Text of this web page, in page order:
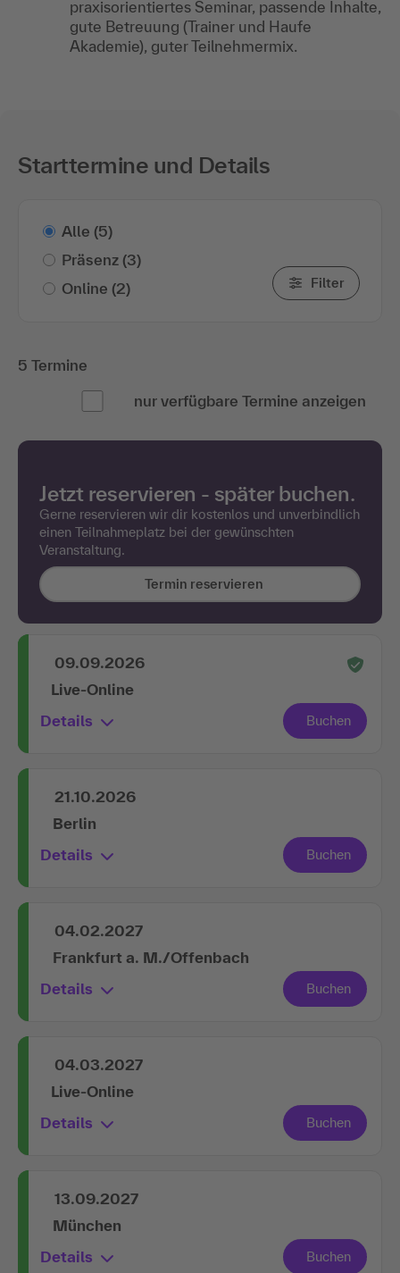
praxisorientiertes Seminar, passende Inhalte,
gute Betreuung (Trainer und Haufe
Akademie), guter Teilnehmermix.
Starttermine und Details
Alle (5)
Präsenz (3)
Online (2) Filter
5 Termine
nur verfügbare Termine anzeigen
Jetzt reservieren - später buchen.
Gerne reservieren wir dir kostenlos und unverbindlich
einen Teilnahmeplatz bei der gewünschten
Veranstaltung.
Termin reservieren
09.09.2026
Live-Online
Details
21.10.2026
Berlin
Details
04.02.2027
Frankfurt a. M./Offenbach
Details
04.03.2027
Live-Online
Details
13.09.2027
München
Details